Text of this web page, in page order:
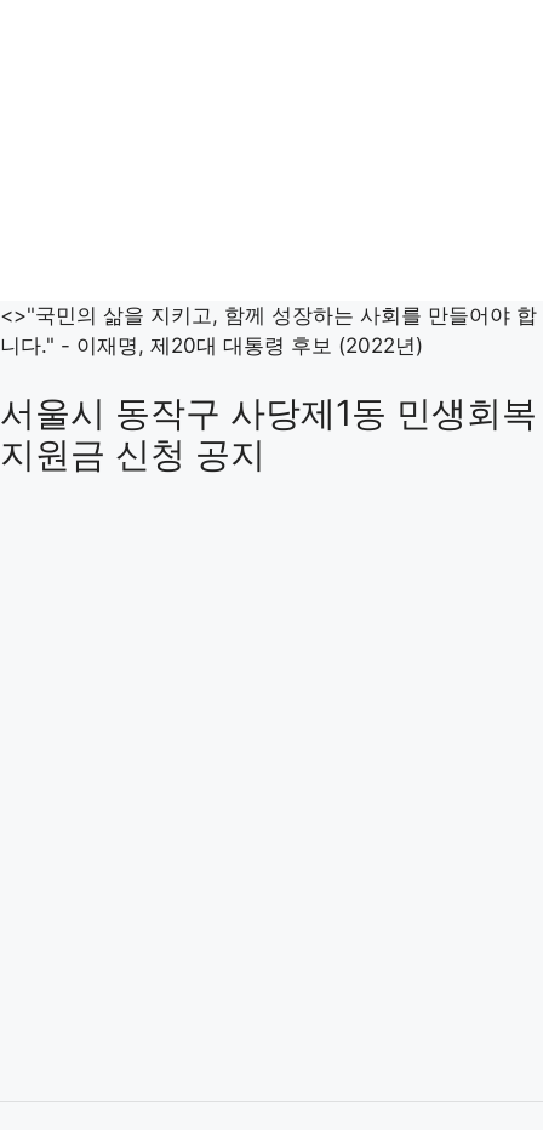
<>"국민의 삶을 지키고, 함께 성장하는 사회를 만들어야 합
니다." - 이재명, 제20대 대통령 후보 (2022년)
서울시 동작구 사당제1동 민생회복
지원금 신청 공지